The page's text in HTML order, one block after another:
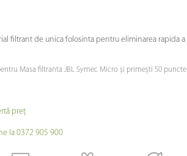
filtrant de unica folosinta pentru eliminarea rapida a
Masa filtranta JBL Symec Micro și primești 50 puncte
preţ
la 0372 905 900